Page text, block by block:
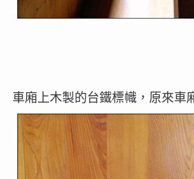
車廂上木製的台鐵標幟，原來車